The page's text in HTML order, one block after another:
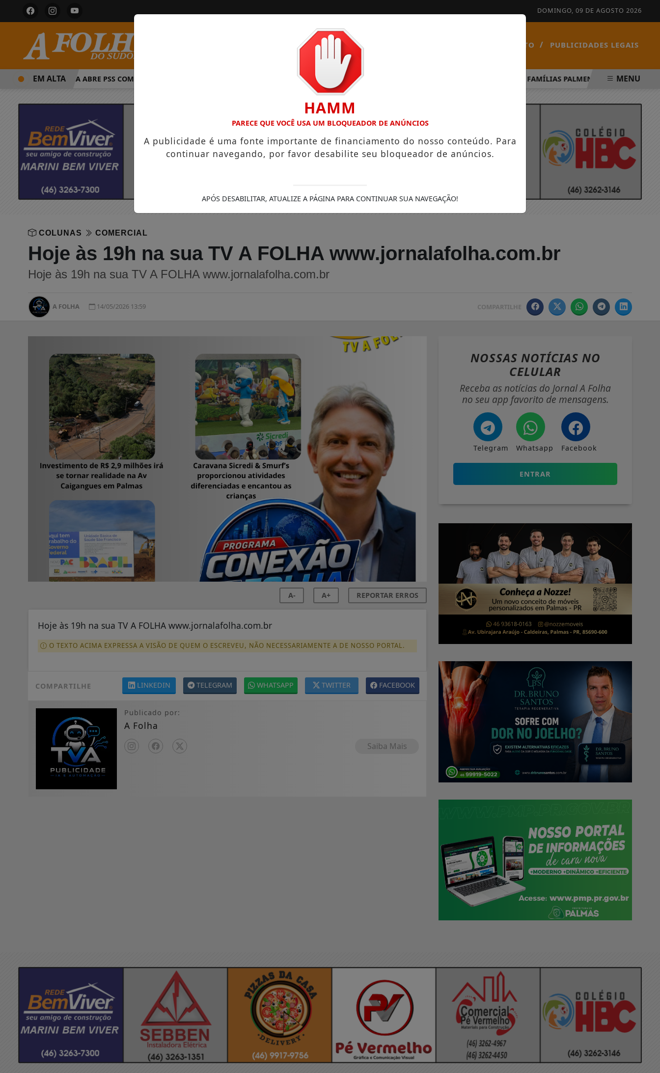
DOMINGO, 09 DE AGOSTO 2026
INÍCIO CONTATO / PUBLICIDADES LEGAIS
PREFEITURA ABRE PSS COM VAGAS EM SEIS FUNÇÕES E SALÁRIOS QUE CHEGAM A R$ 3,8 MIL FAMÍLIAS PALMENSES FORAM
EM ALTA MENU
COLUNAS COMERCIAL
Hoje às 19h na sua TV A FOLHA www.jornalafolha.com.br
Hoje às 19h na sua TV A FOLHA www.jornalafolha.com.br
A FOLHA 14/05/2026 13:59 COMPARTILHE
A- A+ REPORTAR ERROS
Hoje às 19h na sua TV A FOLHA www.jornalafolha.com.br
O TEXTO ACIMA EXPRESSA A VISÃO DE QUEM O ESCREVEU, NÃO NECESSARIAMENTE A DE NOSSO PORTAL.
COMPARTILHE FACEBOOK
TWITTER
WHATSAPP
TELEGRAM
LINKEDIN
Publicado por:
A Folha
Saiba Mais
NOSSAS NOTÍCIAS NO
CELULAR
Receba as notícias do Jornal A Folha
no seu app favorito de mensagens.
Telegram Whatsapp Facebook
ENTRAR
HAMM
PARECE QUE VOCÊ USA UM BLOQUEADOR DE ANÚNCIOS
A publicidade é uma fonte importante de financiamento do nosso conteúdo. Para
continuar navegando, por favor desabilite seu bloqueador de anúncios.
APÓS DESABILITAR, ATUALIZE A PÁGINA PARA CONTINUAR SUA NAVEGAÇÃO!